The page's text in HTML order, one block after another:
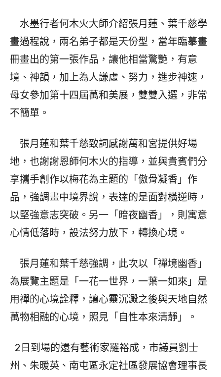
水墨行者何木火大師介紹張月蓮、葉千慈學
畫過程說，兩名弟子都是天份型，當年臨摹畫
冊畫出的第一張作品，讓他相當驚艷，有意
境、神韻，加上為人謙虛、努力，進步神速，
母女參加第十四屆萬和美展，雙雙入選，非常
不簡單。
張月蓮和葉千慈致詞感謝萬和宮提供好場
地，也謝謝恩師何木火的指導，並與貴賓們分
享攜手創作以梅花為主題的「傲骨凝香」作
品，強調畫中境界說，表達的是面對橫逆時，
以堅強意志突破。另一「暗夜幽香」，則寓意
心情低落時，設法努力放下，轉換心境。
張月蓮和葉千慈強調，此次以「禪境幽香」
為展覽主題是「一花一世界，一葉一如來」是
用禪的心境詮釋，讓心靈沉澱之後與天地自然
萬物相融的心境，照見「自性本來清靜」。
2日到場的還有藝術家羅裕成，市議員劉士
州、朱暖英、南屯區永定社區發展協會理事長